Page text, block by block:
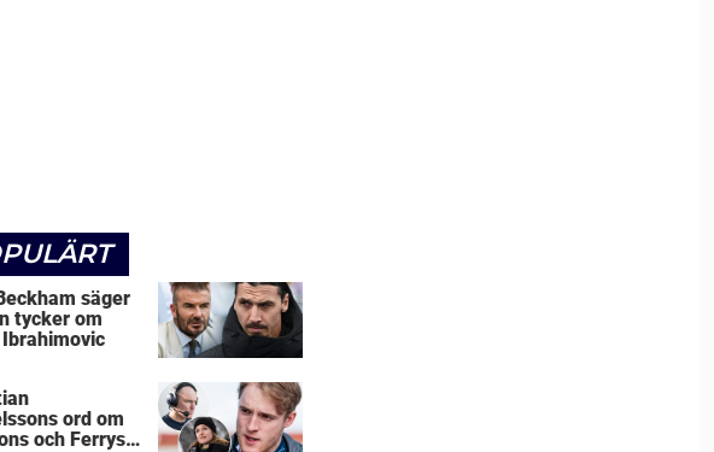
säger
tycker om
ord om
och Ferrys